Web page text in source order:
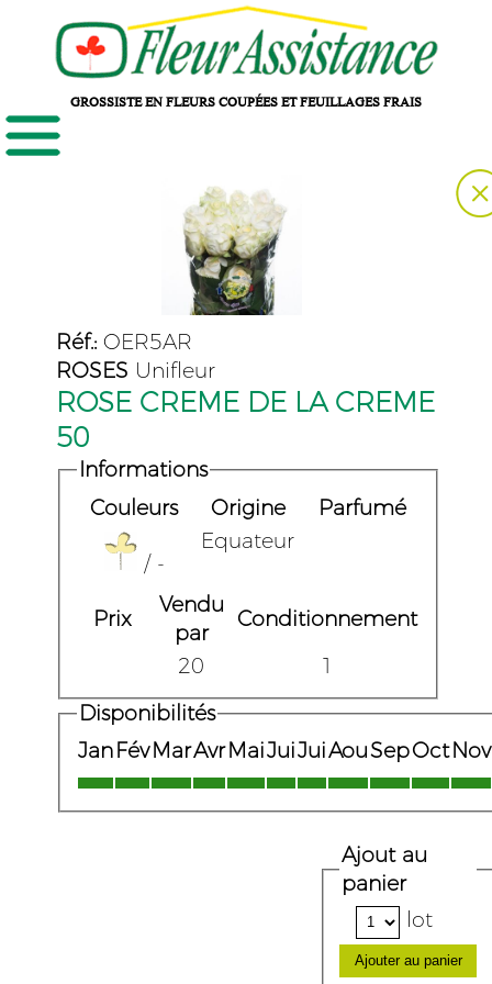
GROSSISTE EN FLEURS COUPÉES ET FEUILLAGES FRAIS
Réf.: OER5AR
ROSES Unifleur
ROSE CREME DE LA CREME
50
Informations
Couleurs
Origine
Parfumé
/ -
Equateur
Prix
Vendu
par
Conditionnement
20
1
Disponibilités
JanFévMarAvrMaiJuiJuiAouSepOctNov
Ajout au
panier
lot